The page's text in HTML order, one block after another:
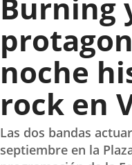
Burning
noche
rock en
Las dos bandas
septiembre en la